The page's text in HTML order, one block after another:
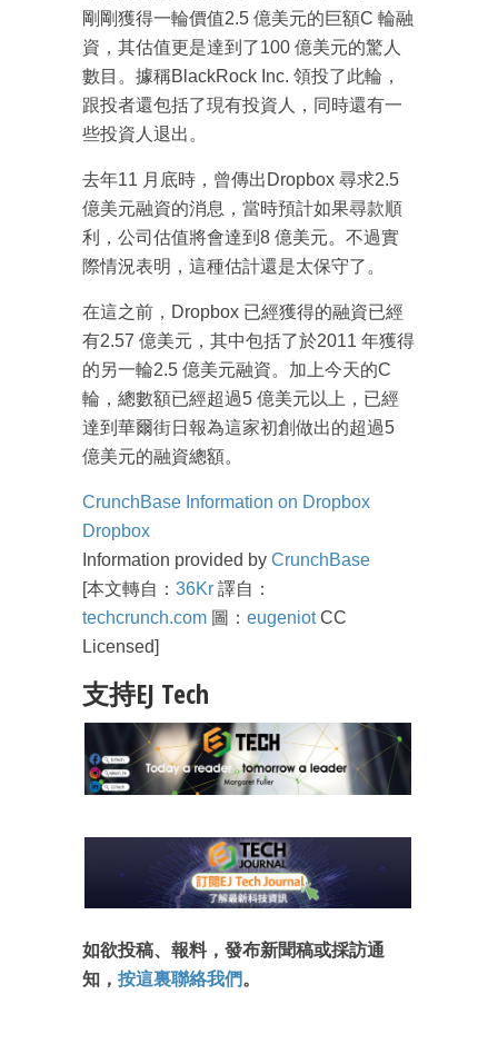
剛剛獲得一輪價值2.5 億美元的巨額C 輪融
資，其估值更是達到了100 億美元的驚人
數目。 據稱BlackRock Inc. 領投了此輪，
跟投者還包括了現有投資人，同時還有一
些投資人退出。
去年11 月底時，曾傳出Dropbox 尋求2.5
億美元融資的消息，當時預計如果尋款順
利，公司估值將會達到8 億美元。 不過實
際情況表明，這種估計還是太保守了。
在這之前，Dropbox 已經獲得的融資已經
有2.57 億美元，其中包括了於2011 年獲得
的另一輪2.5 億美元融資。 加上今天的C
輪，總數額已經超過5 億美元以上，已經
達到華爾街日報為這家初創做出的超過5
億美元的融資總額。
CrunchBase Information on Dropbox
Dropbox
Information provided by CrunchBase
[本文轉自： 36Kr 譯自：
techcrunch.com 圖： eugeniotCC
Licensed]
支持EJ Tech
如欲投稿、報料，發布新聞稿或採訪通
知， 按這裏聯絡我們。
成為 EJ Tech 會員
最新資訊（附創業懶人包），直達郵
箱！